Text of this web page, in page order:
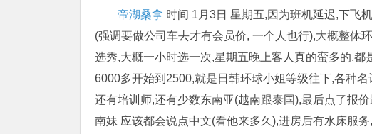
帝湖桑拿 时间 1月3日 星期五,因为班机延迟,下飞
(强调要做公司车去才有会员价, 一个人也行),大概整体
选秀,大概一小时选一次,星期五晚上客人真的蛮多的,
6000多开始到2500,就是日韩环球小姐等级往下,各种
还有培训师,还有少数东南亚(越南跟泰国),最后点了报
南妹 应该都会说点中文(看他来多久),进房后有水床服